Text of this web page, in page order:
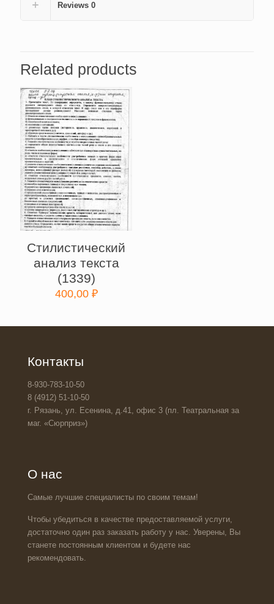
саду
Reviews 0
Related products
Стилистический
анализ текста
(1339)
400,00 ₽
Контакты
8-930-783-10-50
8 (4912) 51-10-50
г. Рязань, ул. Есенина, д.41, офис 3 (пл. Театральная за
маг. «Сюрприз»)
О нас
Самые лучшие специалисты по своим темам!
Чтобы убедиться в качестве предоставляемой услуги,
достаточно один раз заказать работу у нас. Уверены, Вы
станете постоянным клиентом и будете нас
рекомендовать.